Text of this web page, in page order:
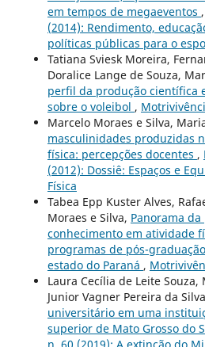
em tempos de megaeventos ,
(2014): Rendimento,
políticas públicas para o
Tatiana Sviesk Moreira,
Doralice Lange de Souza,
perfil da produção científica
sobre o voleibol ,
Marcelo Moraes e Silva,
masculinidades produzidas
física: percepções docentes ,
(2012): Dossiê: Espaços e
Física
Tabea Epp Kuster Alves,
Moraes e Silva, Panorama
conhecimento em atividade
programas de pós-
estado do Paraná ,
Laura Cecília de Leite Souza,
Junior Vagner Pereira da
universitário em uma
superior de Mato Grosso do